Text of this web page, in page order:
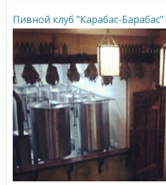
Пивной клуб "Карабас-Барабас"